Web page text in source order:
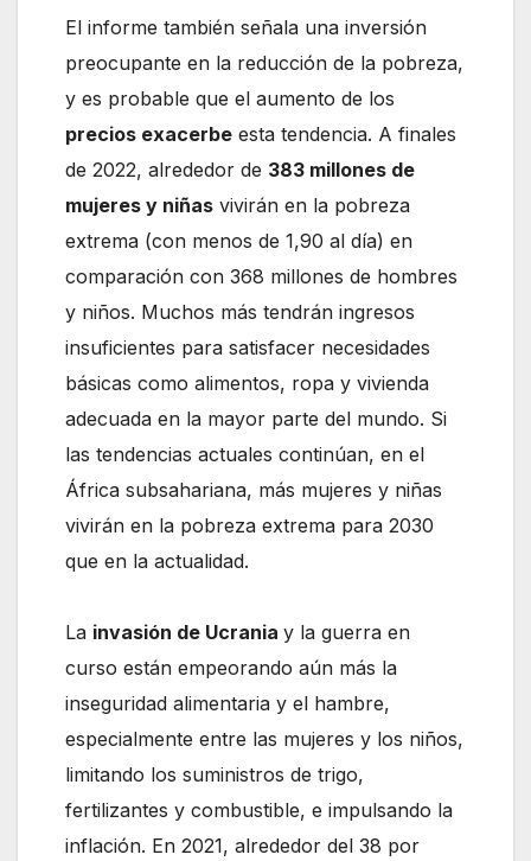
El informe también señala una inversión
preocupante en la reducción de la pobreza,
y es probable que el aumento de los
precios exacerbe esta tendencia. A finales
de 2022, alrededor de 383 millones de
mujeres y niñas vivirán en la pobreza
extrema (con menos de 1,90 al día) en
comparación con 368 millones de hombres
y niños. Muchos más tendrán ingresos
insuficientes para satisfacer necesidades
básicas como alimentos, ropa y vivienda
adecuada en la mayor parte del mundo. Si
las tendencias actuales continúan, en el
África subsahariana, más mujeres y niñas
vivirán en la pobreza extrema para 2030
que en la actualidad.
La invasión de Ucrania y la guerra en
curso están empeorando aún más la
inseguridad alimentaria y el hambre,
especialmente entre las mujeres y los niños,
limitando los suministros de trigo,
fertilizantes y combustible, e impulsando la
inflación. En 2021, alrededor del 38 por